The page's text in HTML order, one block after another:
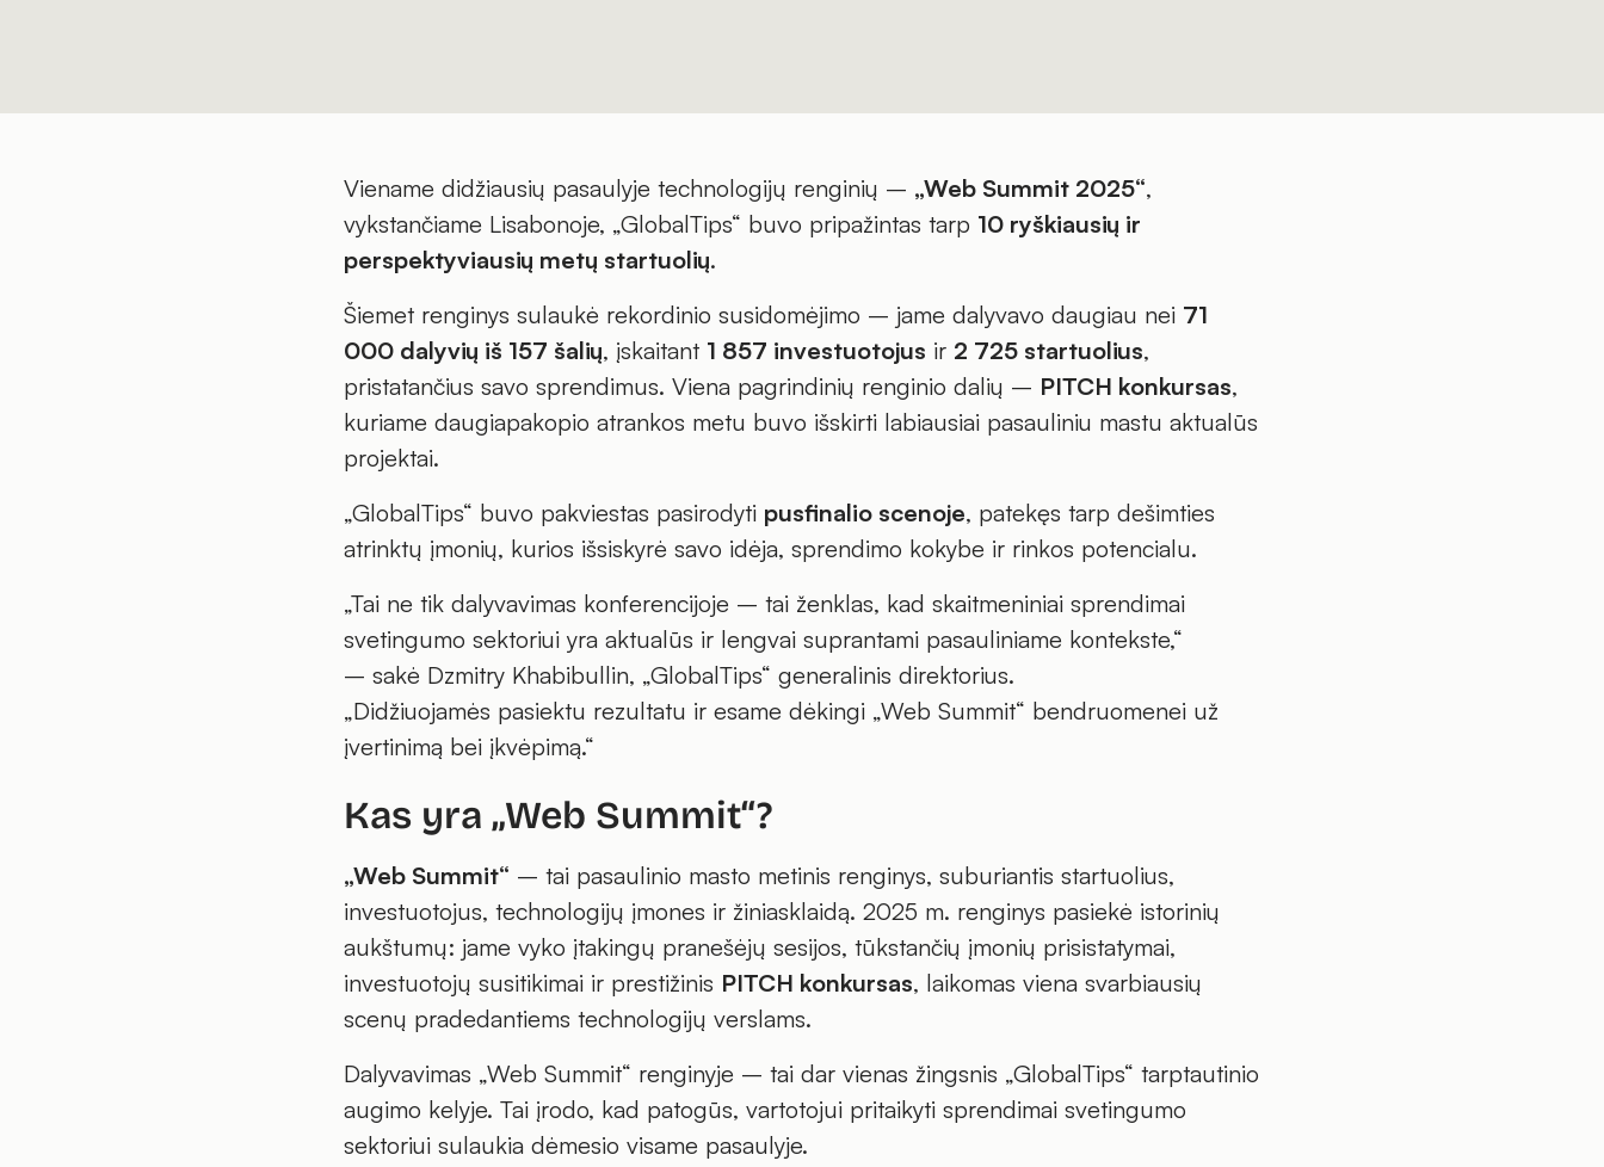
Viename didžiausių pasaulyje technologijų renginių – „Web Summit 2025“,
vykstančiame Lisabonoje, „GlobalTips“ buvo pripažintas tarp 10 ryškiausių ir
perspektyviausių metų startuolių.
Šiemet renginys sulaukė rekordinio susidomėjimo – jame dalyvavo daugiau nei 71
000 dalyvių iš 157 šalių, įskaitant 1 857 investuotojus ir 2 725 startuolius,
pristatančius savo sprendimus. Viena pagrindinių renginio dalių – PITCH konkursas,
kuriame daugiapakopio atrankos metu buvo išskirti labiausiai pasauliniu mastu aktualūs
projektai.
„GlobalTips“ buvo pakviestas pasirodyti pusfinalio scenoje, patekęs tarp dešimties
atrinktų įmonių, kurios išsiskyrė savo idėja, sprendimo kokybe ir rinkos potencialu.
„Tai ne tik dalyvavimas konferencijoje – tai ženklas, kad skaitmeniniai sprendimai
svetingumo sektoriui yra aktualūs ir lengvai suprantami pasauliniame kontekste,“
– sakė Dzmitry Khabibullin, „GlobalTips“ generalinis direktorius.
„Didžiuojamės pasiektu rezultatu ir esame dėkingi „Web Summit“ bendruomenei už
įvertinimą bei įkvėpimą.“
Kas yra „Web Summit“?
„Web Summit“ – tai pasaulinio masto metinis renginys, suburiantis startuolius,
investuotojus, technologijų įmones ir žiniasklaidą. 2025 m. renginys pasiekė istorinių
aukštumų: jame vyko įtakingų pranešėjų sesijos, tūkstančių įmonių prisistatymai,
investuotojų susitikimai ir prestižinis PITCH konkursas, laikomas viena svarbiausių
scenų pradedantiems technologijų verslams.
Dalyvavimas „Web Summit“ renginyje – tai dar vienas žingsnis „GlobalTips“ tarptautinio
augimo kelyje. Tai įrodo, kad patogūs, vartotojui pritaikyti sprendimai svetingumo
sektoriui sulaukia dėmesio visame pasaulyje.